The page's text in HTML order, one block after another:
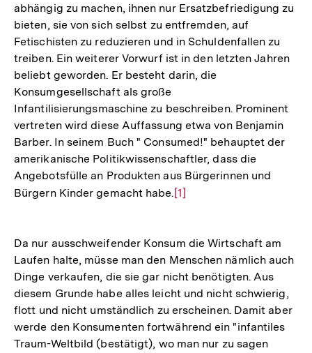
abhängig zu machen, ihnen nur Ersatzbefriedigung zu
bieten, sie von sich selbst zu entfremden, auf
Fetischisten zu reduzieren und in Schuldenfallen zu
treiben. Ein weiterer Vorwurf ist in den letzten Jahren
beliebt geworden. Er besteht darin, die
Konsumgesellschaft als große
Infantilisierungsmaschine zu beschreiben. Prominent
vertreten wird diese Auffassung etwa von Benjamin
Barber. In seinem Buch " Consumed!" behauptet der
amerikanische Politikwissenschaftler, dass die
Angebotsfülle an Produkten aus Bürgerinnen und
Bürgern Kinder gemacht habe. Zur
Fußnote
[1]
Da nur ausschweifender Konsum die Wirtschaft am
Laufen halte, müsse man den Menschen nämlich auch
Dinge verkaufen, die sie gar nicht benötigten. Aus
diesem Grunde habe alles leicht und nicht schwierig,
flott und nicht umständlich zu erscheinen. Damit aber
werde den Konsumenten fortwährend ein "infantiles
Traum-Weltbild (bestätigt), wo man nur zu sagen